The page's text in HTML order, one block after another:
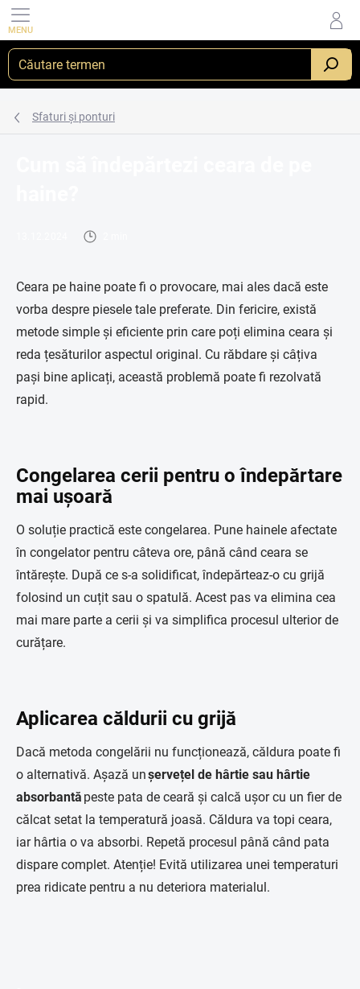
Treci
conținut
Sfaturi și ponturi
Ceara pe haine poate fi o provocare, mai ales dacă este
vorba despre piesele tale preferate. Din fericire, există
metode simple și eficiente prin care poți elimina ceara și
reda țesăturilor aspectul original. Cu răbdare și câțiva
pași bine aplicați, această problemă poate fi rezolvată
rapid.
Congelarea cerii pentru o îndepărtare
mai ușoară
O soluție practică este congelarea. Pune hainele afectate
în congelator pentru câteva ore, până când ceara se
întărește. După ce s-a solidificat, îndepărteaz-o cu grijă
folosind un cuțit sau o spatulă. Acest pas va elimina cea
mai mare parte a cerii și va simplifica procesul ulterior de
curățare.
Aplicarea căldurii cu grijă
Dacă metoda congelării nu funcționează, căldura poate fi
o alternativă. Așază unșervețel de hârtie sau hârtie
absorbantă peste pata de ceară și calcă ușor cu un fier de
călcat setat la temperatură joasă. Căldura va topi ceara,
iar hârtia o va absorbi. Repetă procesul până când pata
dispare complet. Atenție! Evită utilizarea unei temperaturi
prea ridicate pentru a nu deteriora materialul.